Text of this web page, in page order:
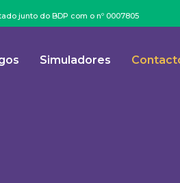
junto do BDP com o nº 0007805
Simuladores